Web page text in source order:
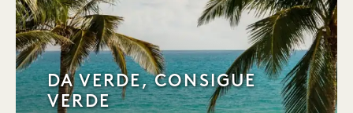
DA VERDE, CONSIGUE
VERDE